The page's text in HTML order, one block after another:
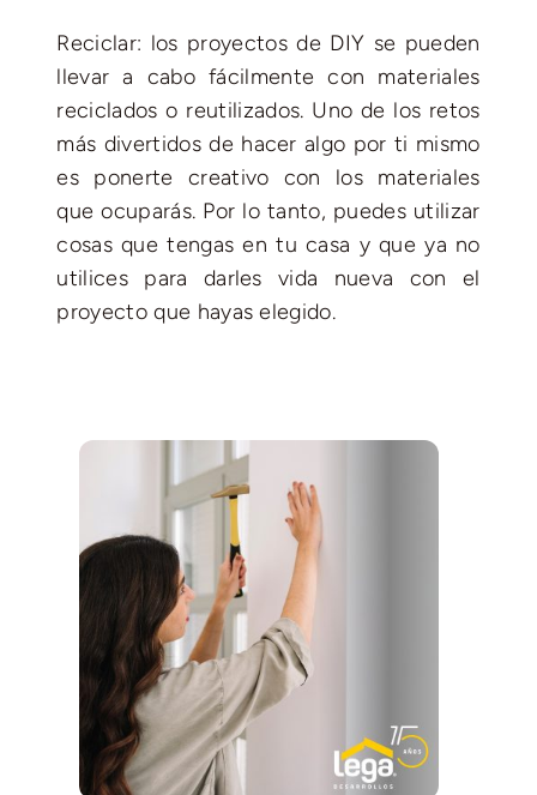
Reciclar: los proyectos de DIY se pueden
llevar a cabo fácilmente con materiales
reciclados o reutilizados. Uno de los retos
más divertidos de hacer algo por ti mismo
es ponerte creativo con los materiales
que ocuparás. Por lo tanto, puedes utilizar
cosas que tengas en tu casa y que ya no
utilices para darles vida nueva con el
proyecto que hayas elegido.